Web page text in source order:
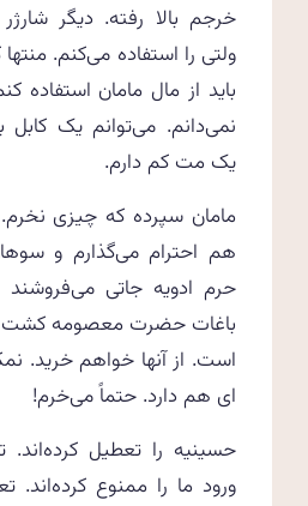
ولتی را استفاده می‌کنم.
باید از مال مامان استفاده
نمی‌دانم. می‌توانم یک
یک مت کم دارم.
مامان سپرده که چیزی
هم احترام می‌گذارم و
حرم ادویه جاتی می‌فروشند
باغات حضرت معصومه کشت
است. از آنها خواهم خرید.
ای هم دارد. حتماً می‌خرم!
حسینیه را تعطیل کرده‌اند.
ورود ما را ممنوع کرده‌اند.